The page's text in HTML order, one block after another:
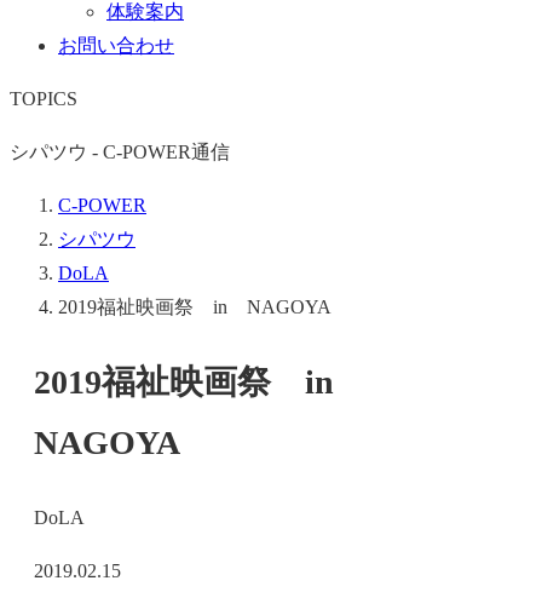
体験案内
お問い合わせ
TOPICS
シパツウ - C-POWER通信
C-POWER
シパツウ
DoLA
2019福祉映画祭 in NAGOYA
2019福祉映画祭 in
NAGOYA
DoLA
2019.02.15